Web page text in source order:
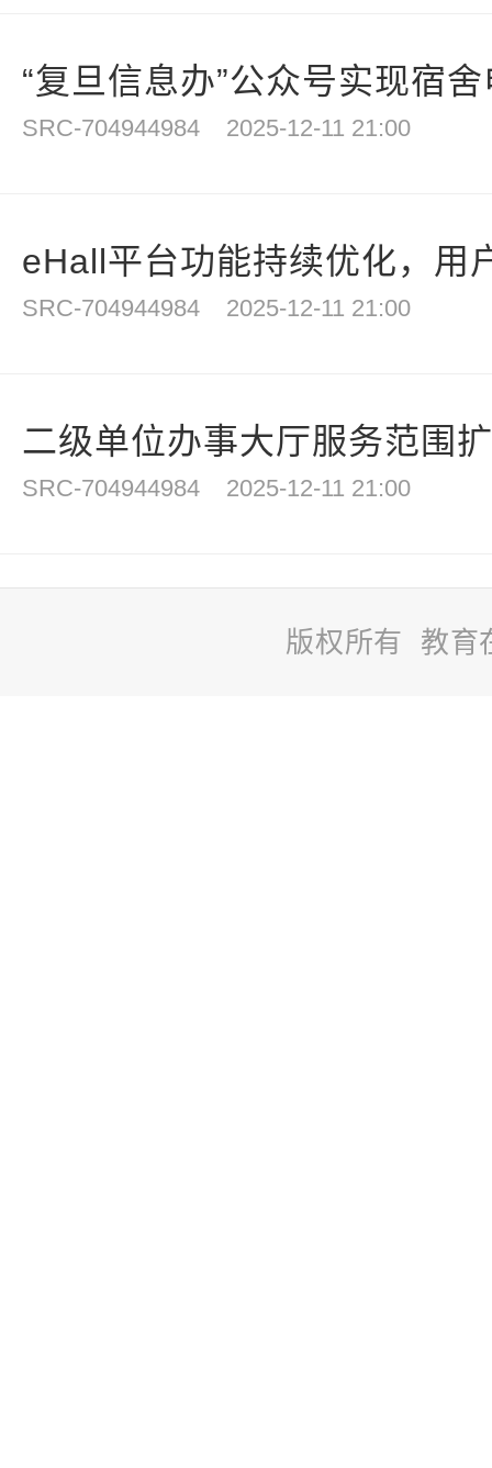
“复旦信息办”公众号实现宿
SRC-704944984 2025-12-11 21:00
eHall平台功能持续优化，用
SRC-704944984 2025-12-11 21:00
二级单位办事大厅服务范围
SRC-704944984 2025-12-11 21:00
版权所有 教育